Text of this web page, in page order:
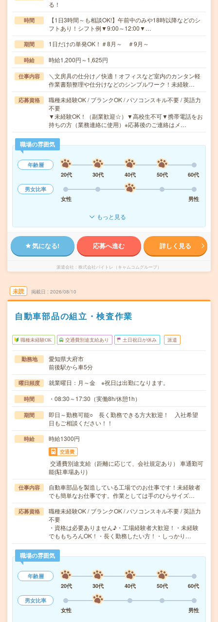
る！
時間
【1日3時間～も相談OK!】午前中のみや18時以降などのシ
フトあり！シフト例▼9:00～12:00▼…
期間 1日だけの単発OK！＃8月～ ＃9月～
時給 時給1,200円～1,625円
仕事内容
＼文房具の仕分け／快適！オフィスなど室内のカンタン軽
作業書類整理や仕分けなどのシンプルワーク！未経験…
応募資格
職種未経験OK / ブランクOK / パソコンスキル不要 / 英語力
不要
▼未経験OK！（副業歓迎☆）▼高校生不可▼携帯電話をお
持ちの方（業務連絡に使用）※応募後のご連絡はメ…
職場の雰囲気
年齢層
20代
30代 40代 50代
60代
男女比率
女性
男性
もっと見る
気になる! 応募へ進む 詳しく見る
派遣会社 株式会社バイトレ（キャムコムグループ）
未読 掲載日 2026/08/10
自動車部品の組立・検査作業
職種未経験OK 交通費別途支給あり 土日祝日が休み 派遣
勤務地
愛知県大府市
前後駅から車5分
曜日頻度 就業曜日：月～金 ※祝日は出勤になります。
時間 ・08:30～17:30（実働8h/休憩1h）
期間
即日～勤務可能○ 長く勤務できる方大歓迎！ 入社希望
日もご相談ください！！
時給 時給1300円
交通費
交通費別途支給（距離に応じて、会社規定あり） 車通勤可
能(駐車場あり)
仕事内容
自動車部品を製造している工場でのお仕事です！未経験者
でも簡単なお仕事です。作業としては手のひらサイズ…
応募資格
職種未経験OK / ブランクOK / パソコンスキル不要 / 英語力
不要
・資格は必要ありません♪・工場経験者大歓迎！・未経験
でももちろんOK！・長く勤務したい方！・しっかり…
職場の雰囲気
年齢層
20代
30代 40代 50代
60代
男女比率
女性
男性